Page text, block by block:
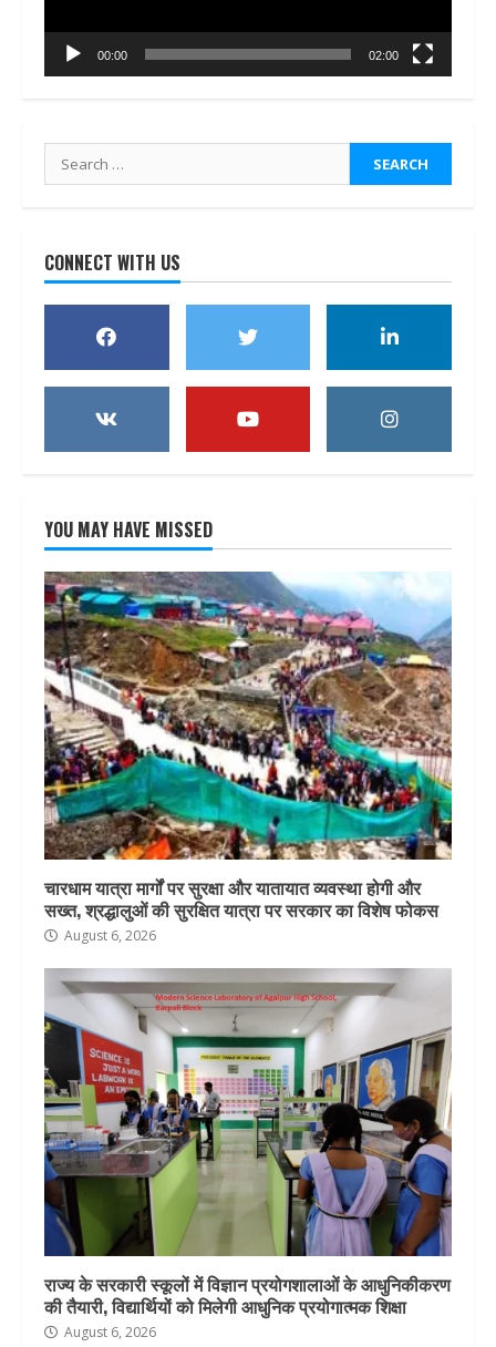
00:00 02:00
Search
for:
CONNECT WITH US
YOU MAY HAVE MISSED
चारधाम यात्रा मार्गों पर सुरक्षा और यातायात व्यवस्था होगी और
सख्त, श्रद्धालुओं की सुरक्षित यात्रा पर सरकार का विशेष फोकस
August 6, 2026
राज्य के सरकारी स्कूलों में विज्ञान प्रयोगशालाओं के आधुनिकीकरण
की तैयारी, विद्यार्थियों को मिलेगी आधुनिक प्रयोगात्मक शिक्षा
August 6, 2026